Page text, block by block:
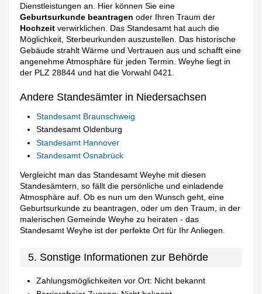
Dienstleistungen an. Hier können Sie eine
Geburtsurkunde beantragen oder Ihren Traum der
Hochzeit verwirklichen. Das Standesamt hat auch die
Möglichkeit, Sterbeurkunden auszustellen. Das historische
Gebäude strahlt Wärme und Vertrauen aus und schafft eine
angenehme Atmosphäre für jeden Termin. Weyhe liegt in
der PLZ 28844 und hat die Vorwahl 0421.
Andere Standesämter in Niedersachsen
Standesamt Braunschweig
Standesamt Oldenburg
Standesamt Hannover
Standesamt Osnabrück
Vergleicht man das Standesamt Weyhe mit diesen
Standesämtern, so fällt die persönliche und einladende
Atmosphäre auf. Ob es nun um den Wunsch geht, eine
Geburtsurkunde zu beantragen, oder um den Traum, in der
malerischen Gemeinde Weyhe zu heiraten - das
Standesamt Weyhe ist der perfekte Ort für Ihr Anliegen.
5. Sonstige Informationen zur Behörde
Zahlungsmöglichkeiten vor Ort: Nicht bekannt